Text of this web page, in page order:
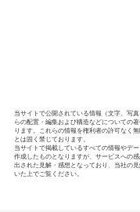
当サイトで公開されている情報（文字、写
らの配置・編集および構造などについての
ります。これらの情報を権利者の許可なく
とは固く禁じております。
当サイトで掲載しているすべての情報やデ
作成したものとなりますが、サービスへの
出された見解・感想となっており、当社の
いた上でご覧ください。